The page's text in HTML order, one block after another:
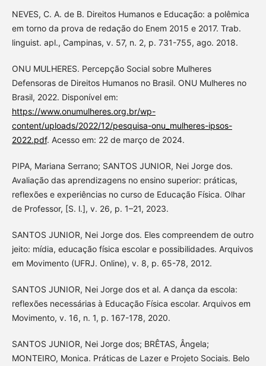
NEVES, C. A. de B. Direitos Humanos e Educação: a polêmica
em torno da prova de redação do Enem 2015 e 2017. Trab.
linguist. apl., Campinas, v. 57, n. 2, p. 731-755, ago. 2018.
ONU MULHERES. Percepção Social sobre Mulheres
Defensoras de Direitos Humanos no Brasil. ONU Mulheres no
Brasil, 2022. Disponível em:
https://www.onumulheres.org.br/wp-
content/uploads/2022/12/pesquisa-onu_mulheres-ipsos-
2022.pdf. Acesso em: 22 de março de 2024.
PIPA, Mariana Serrano; SANTOS JUNIOR, Nei Jorge dos.
Avaliação das aprendizagens no ensino superior: práticas,
reflexões e experiências no curso de Educação Física. Olhar
de Professor, [S. l.], v. 26, p. 1–21, 2023.
SANTOS JUNIOR, Nei Jorge dos. Eles compreendem de outro
jeito: mídia, educação física escolar e possibilidades. Arquivos
em Movimento (UFRJ. Online), v. 8, p. 65-78, 2012.
SANTOS JUNIOR, Nei Jorge dos et al. A dança da escola:
reflexões necessárias à Educação Física escolar. Arquivos em
Movimento, v. 16, n. 1, p. 167-178, 2020.
SANTOS JUNIOR, Nei Jorge dos; BRÊTAS, Ângela;
MONTEIRO, Monica. Práticas de Lazer e Projeto Sociais. Belo